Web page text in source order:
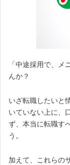
「中途採用で、
んか？
いざ転職したいと
いていない上に、
ず、本当に転職す
う。
加えて、これらの